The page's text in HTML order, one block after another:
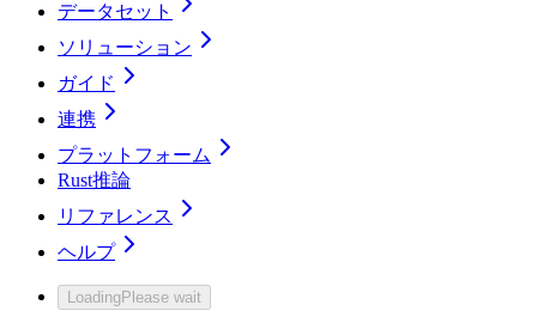
データセット
ソリューション
ガイド
連携
プラットフォーム
Rust推論
リファレンス
ヘルプ
LoadingPlease wait